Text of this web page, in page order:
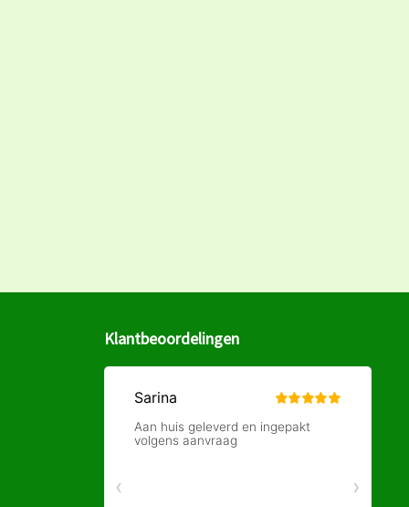
Klantbeoordelingen